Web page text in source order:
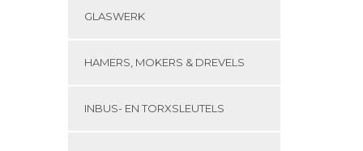
GLASWERK
HAMERS, MOKERS & DREVELS
INBUS- EN TORXSLEUTELS